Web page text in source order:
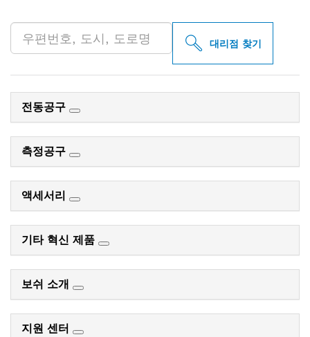
대리점 찾기
전동공구
측정공구
액세서리
기타 혁신 제품
보쉬 소개
지원 센터